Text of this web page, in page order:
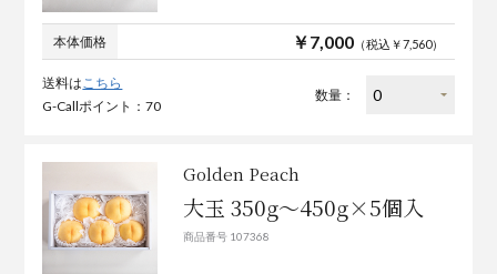
本体価格 ￥7,000（税込￥7,560）
送料はこちら
G-Callポイント：70
数量：
Golden Peach
大玉 350g～450g×5個入
商品番号 107368